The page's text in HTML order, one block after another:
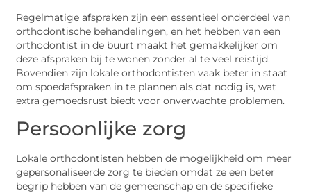
Regelmatige afspraken zijn een essentieel onderdeel van
orthodontische behandelingen, en het hebben van een
orthodontist in de buurt maakt het gemakkelijker om
deze afspraken bij te wonen zonder al te veel reistijd.
Bovendien zijn lokale orthodontisten vaak beter in staat
om spoedafspraken in te plannen als dat nodig is, wat
extra gemoedsrust biedt voor onverwachte problemen.
Persoonlijke zorg
Lokale orthodontisten hebben de mogelijkheid om meer
gepersonaliseerde zorg te bieden omdat ze een beter
begrip hebben van de gemeenschap en de specifieke